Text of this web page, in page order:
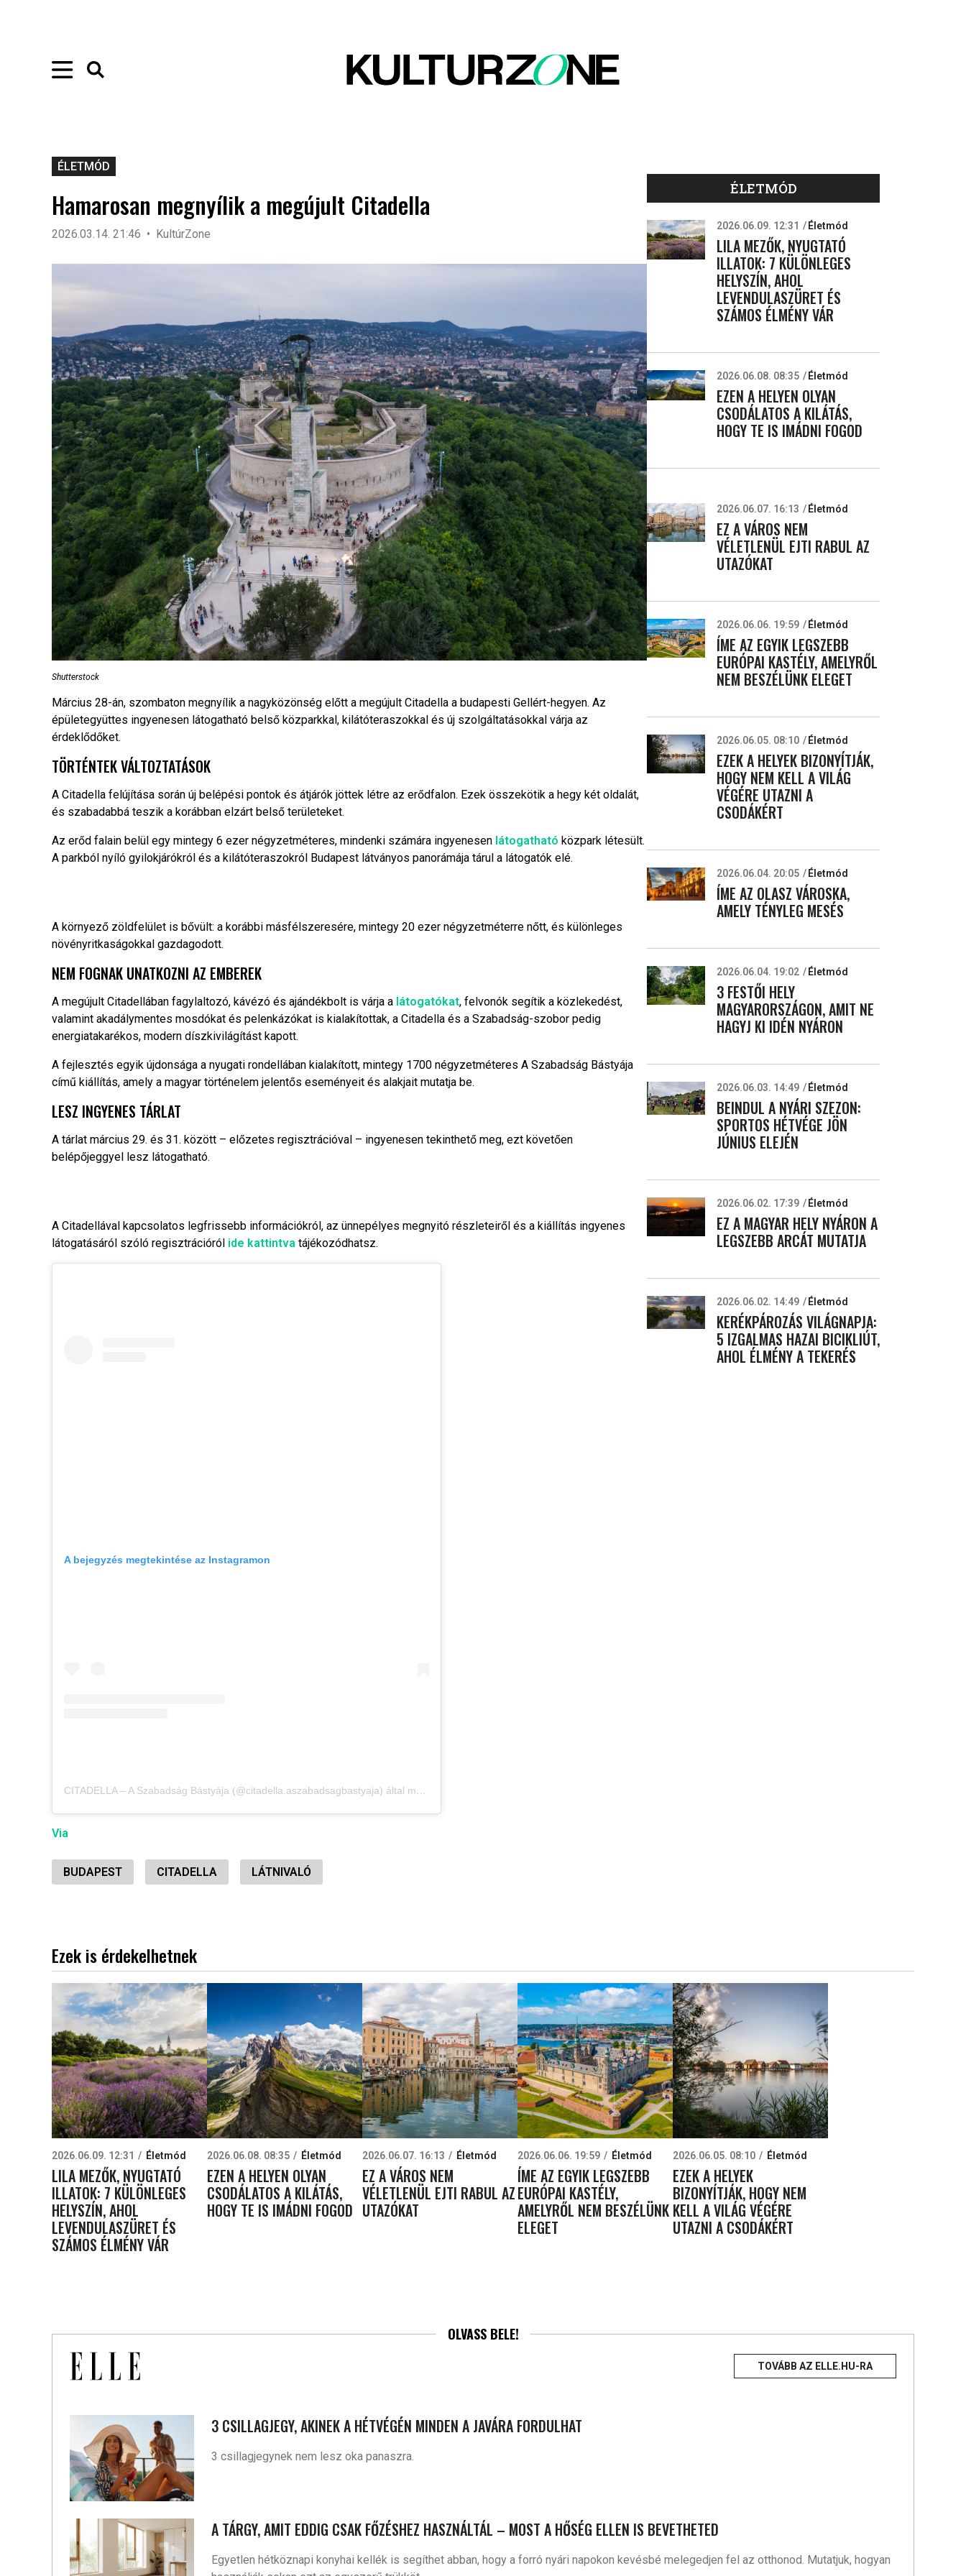
ÉLETMÓD
Hamarosan megnyílik a megújult Citadella
2026.03.14. 21:46 KultúrZone
Shutterstock
Március 28-án, szombaton megnyílik a nagyközönség előtt a megújult Citadella a budapesti Gellért-hegyen. Az
épületegyüttes ingyenesen látogatható belső közparkkal, kilátóteraszokkal és új szolgáltatásokkal várja az
érdeklődőket.
TÖRTÉNTEK VÁLTOZTATÁSOK
A Citadella felújítása során új belépési pontok és átjárók jöttek létre az erődfalon. Ezek összekötik a hegy két oldalát,
és szabadabbá teszik a korábban elzárt belső területeket.
Az erőd falain belül egy mintegy 6 ezer négyzetméteres, mindenki számára ingyenesen látogatható közpark létesült.
A parkból nyíló gyilokjárókról és a kilátóteraszokról Budapest látványos panorámája tárul a látogatók elé.
A környező zöldfelület is bővült: a korábbi másfélszeresére, mintegy 20 ezer négyzetméterre nőtt, és különleges
növényritkaságokkal gazdagodott.
NEM FOGNAK UNATKOZNI AZ EMBEREK
A megújult Citadellában fagylaltozó, kávézó és ajándékbolt is várja a látogatókat, felvonók segítik a közlekedést,
valamint akadálymentes mosdókat és pelenkázókat is kialakítottak, a Citadella és a Szabadság-szobor pedig
energiatakarékos, modern díszkivilágítást kapott.
A fejlesztés egyik újdonsága a nyugati rondellában kialakított, mintegy 1700 négyzetméteres A Szabadság Bástyája
című kiállítás, amely a magyar történelem jelentős eseményeit és alakjait mutatja be.
LESZ INGYENES TÁRLAT
A tárlat március 29. és 31. között – előzetes regisztrációval – ingyenesen tekinthető meg, ezt követően
belépőjeggyel lesz látogatható.
A Citadellával kapcsolatos legfrissebb információkról, az ünnepélyes megnyitó részleteiről és a kiállítás ingyenes
látogatásáról szóló regisztrációról ide kattintva tájékozódhatsz.
A bejegyzés megtekintése az Instagramon
CITADELLA – A Szabadság Bástyája (@citadella.aszabadsagbastyaja) által megosztott bejegyzés
Via
BUDAPEST CITADELLA LÁTNIVALÓ
ÉLETMÓD
2026.06.09. 12:31 Életmód
LILA MEZŐK, NYUGTATÓ
ILLATOK: 7 KÜLÖNLEGES
HELYSZÍN, AHOL
LEVENDULASZÜRET ÉS
SZÁMOS ÉLMÉNY VÁR
2026.06.08. 08:35 Életmód
EZEN A HELYEN OLYAN
CSODÁLATOS A KILÁTÁS,
HOGY TE IS IMÁDNI FOGOD
2026.06.07. 16:13 Életmód
EZ A VÁROS NEM
VÉLETLENÜL EJTI RABUL AZ
UTAZÓKAT
2026.06.06. 19:59 Életmód
ÍME AZ EGYIK LEGSZEBB
EURÓPAI KASTÉLY, AMELYRŐL
NEM BESZÉLÜNK ELEGET
2026.06.05. 08:10 Életmód
EZEK A HELYEK BIZONYÍTJÁK,
HOGY NEM KELL A VILÁG
VÉGÉRE UTAZNI A
CSODÁKÉRT
2026.06.04. 20:05 Életmód
ÍME AZ OLASZ VÁROSKA,
AMELY TÉNYLEG MESÉS
2026.06.04. 19:02 Életmód
3 FESTŐI HELY
MAGYARORSZÁGON, AMIT NE
HAGYJ KI IDÉN NYÁRON
2026.06.03. 14:49 Életmód
BEINDUL A NYÁRI SZEZON:
SPORTOS HÉTVÉGE JÖN
JÚNIUS ELEJÉN
2026.06.02. 17:39 Életmód
EZ A MAGYAR HELY NYÁRON A
LEGSZEBB ARCÁT MUTATJA
2026.06.02. 14:49 Életmód
KERÉKPÁROZÁS VILÁGNAPJA:
5 IZGALMAS HAZAI BICIKLIÚT,
AHOL ÉLMÉNY A TEKERÉS
Ezek is érdekelhetnek
2026.06.09. 12:31 Életmód
LILA MEZŐK, NYUGTATÓ
ILLATOK: 7 KÜLÖNLEGES
HELYSZÍN, AHOL
LEVENDULASZÜRET ÉS
SZÁMOS ÉLMÉNY VÁR
2026.06.08. 08:35 Életmód
EZEN A HELYEN OLYAN
CSODÁLATOS A KILÁTÁS,
HOGY TE IS IMÁDNI FOGOD
2026.06.07. 16:13 Életmód
EZ A VÁROS NEM
VÉLETLENÜL EJTI RABUL AZ
UTAZÓKAT
2026.06.06. 19:59 Életmód
ÍME AZ EGYIK LEGSZEBB
EURÓPAI KASTÉLY,
AMELYRŐL NEM BESZÉLÜNK
ELEGET
2026.06.05. 08:10 Életmód
EZEK A HELYEK
BIZONYÍTJÁK, HOGY NEM
KELL A VILÁG VÉGÉRE
UTAZNI A CSODÁKÉRT
OLVASS BELE!
TOVÁBB AZ ELLE.HU-RA
3 CSILLAGJEGY, AKINEK A HÉTVÉGÉN MINDEN A JAVÁRA FORDULHAT
3 csillagjegynek nem lesz oka panaszra.
A TÁRGY, AMIT EDDIG CSAK FŐZÉSHEZ HASZNÁLTÁL – MOST A HŐSÉG ELLEN IS BEVETHETED
Egyetlen hétköznapi konyhai kellék is segíthet abban, hogy a forró nyári napokon kevésbé melegedjen fel az otthonod. Mutatjuk, hogyan